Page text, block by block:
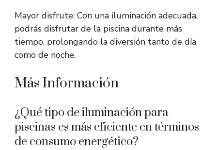
Mayor disfrute: Con una iluminación adecuada,
podrás disfrutar de la piscina durante más
tiempo, prolongando la diversión tanto de día
como de noche.
Más Información
¿Qué tipo de iluminación para
piscinas es más eficiente en términos
de consumo energético?